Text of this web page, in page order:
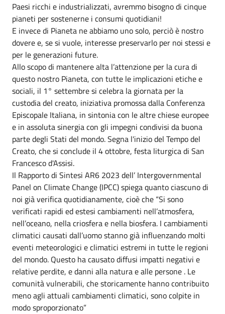
Paesi ricchi e industrializzati, avremmo bisogno di cinque
pianeti per sostenerne i consumi quotidiani!
E invece di Pianeta ne abbiamo uno solo, perciò è nostro
dovere e, se si vuole, interesse preservarlo per noi stessi e
per le generazioni future.
Allo scopo di mantenere alta l’attenzione per la cura di
questo nostro Pianeta, con tutte le implicazioni etiche e
sociali, il 1° settembre si celebra la giornata per la
custodia del creato, iniziativa promossa dalla Conferenza
Episcopale Italiana, in sintonia con le altre chiese europee
e in assoluta sinergia con gli impegni condivisi da buona
parte degli Stati del mondo. Segna l'inizio del Tempo del
Creato, che si conclude il 4 ottobre, festa liturgica di San
Francesco d'Assisi.
Il Rapporto di Sintesi AR6 2023 dell’ Intergovernmental
Panel on Climate Change (IPCC) spiega quanto ciascuno di
noi già verifica quotidianamente, cioè che “Si sono
verificati rapidi ed estesi cambiamenti nell’atmosfera,
nell’oceano, nella criosfera e nella biosfera. I cambiamenti
climatici causati dall’uomo stanno già influenzando molti
eventi meteorologici e climatici estremi in tutte le regioni
del mondo. Questo ha causato diffusi impatti negativi e
relative perdite, e danni alla natura e alle persone . Le
comunità vulnerabili, che storicamente hanno contribuito
meno agli attuali cambiamenti climatici, sono colpite in
modo sproporzionato”